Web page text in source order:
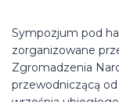
Sympozjum pod
zorganizowane
Zgromadzenia
przewodniczącą od